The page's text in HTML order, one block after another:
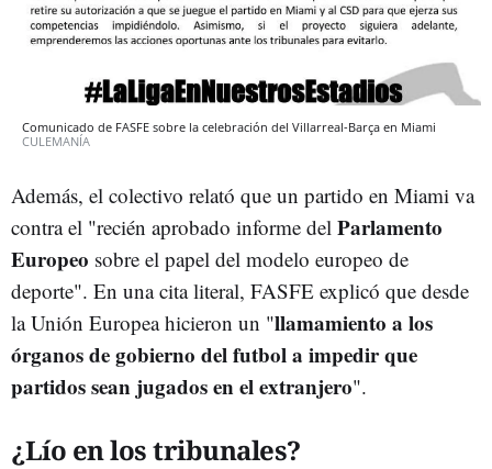
Comunicado de FASFE sobre la celebración del Villarreal-Barça en Miami
CULEMANÍA
Además, el colectivo relató que un partido en Miami va
contra el "recién aprobado informe del Parlamento
Europeo sobre el papel del modelo europeo de
deporte". En una cita literal, FASFE explicó que desde
la Unión Europea hicieron un "llamamiento a los
órganos de gobierno del futbol a impedir que
partidos sean jugados en el extranjero".
¿Lío en los tribunales?